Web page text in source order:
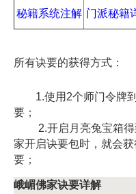
秘籍系统注解 门派秘籍
所有诀要的获得方式：
1.使用2个师门令牌到
要；
2.开启月亮兔宝箱得
家开启诀要包时，就会
要；
峨嵋佛家诀要详解